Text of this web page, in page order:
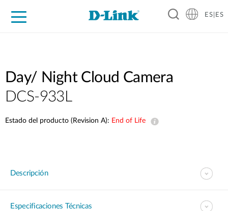
ES|ES
Day/ Night Cloud Camera
DCS-933L
Estado del producto (Revision A): End of Life
Descripción
Especificaciones Técnicas